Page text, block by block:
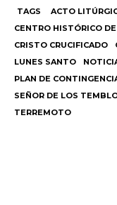
TAGS ACTO
CENTRO HISTÓRICO
CRISTO CRUCIFICADO
LUNES SANTO
PLAN DE
SEÑOR DE LOS
TERREMOTO